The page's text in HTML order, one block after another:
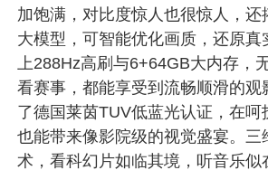
加饱满，对比度惊人也很惊人，还
大模型，可智能优化画质，还原真
上288Hz高刷与6+64GB大内存，
看赛事，都能享受到流畅顺滑的观
了德国莱茵TUV低蓝光认证，在呵
也能带来像影院级的视觉盛宴。三
术，看科幻片如临其境，听音乐似